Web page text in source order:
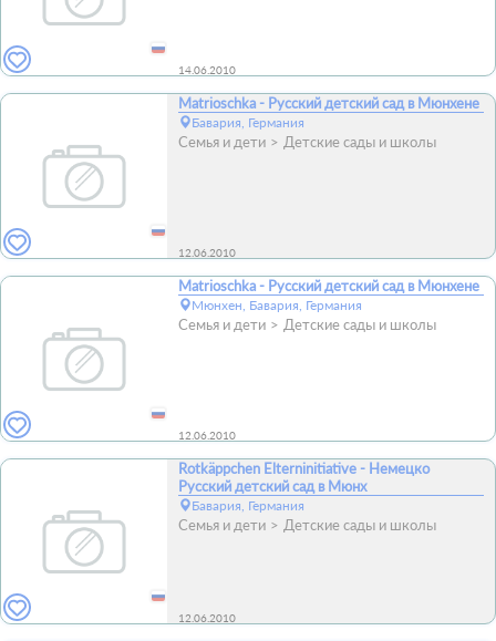
14.06.2010
Matrioschka - Русский детский сад в Мюнхене
Бавария, Германия
Семья и дети Детские сады и школы
12.06.2010
Matrioschka - Русский детский сад в Мюнхене
Мюнхен, Бавария, Германия
Семья и дети Детские сады и школы
12.06.2010
Rotkäppchen Elterninitiative - Немецко
Русский детский сад в Мюнх
Бавария, Германия
Семья и дети Детские сады и школы
12.06.2010